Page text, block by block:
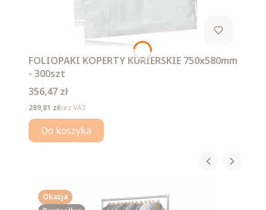
FOLIOPAKI KOPERTY KURIERSKIE 750x580mm
- 300szt
Cena
356,47 zł
Cena
289,81 złbez VAT
Do koszyka
Okazja